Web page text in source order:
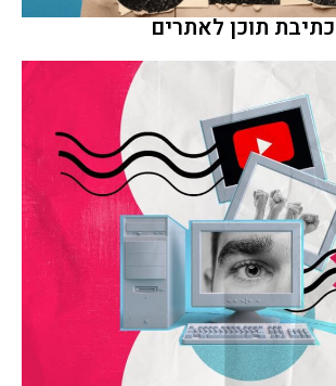
כתיבת תוכן לאתרים